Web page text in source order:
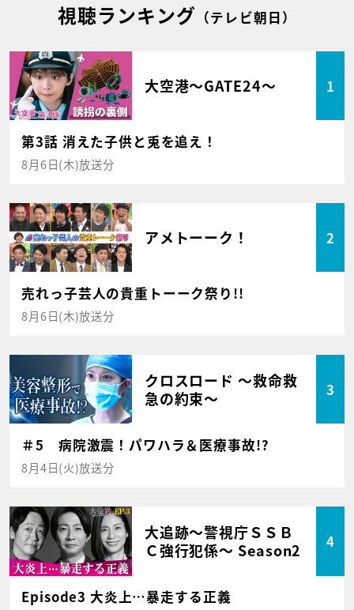
視聴ランキング （テレビ朝日）
大空港～GATE24～ 1
第3話 消えた子供と兎を追え！
8月6日(木)放送分
アメトーーク！ 2
売れっ子芸人の貴重トーーク祭り!!
8月6日(木)放送分
クロスロード ～救命救
急の約束～
3
＃5 病院激震！パワハラ＆医療事故!?
8月4日(火)放送分
大追跡～警視庁ＳＳＢ
Ｃ強行犯係～ Season2
4
Episode3 大炎上…暴走する正義